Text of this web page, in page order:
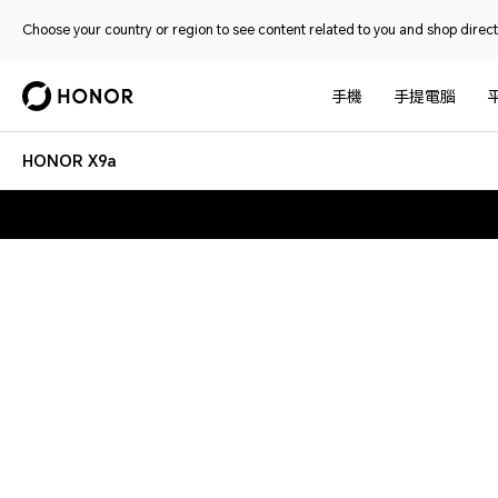
Choose your country or region to see content related to you and shop
手機 手提電腦
HONOR X9a